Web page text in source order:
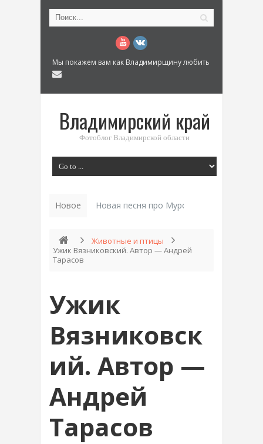
Мы покажем вам как Владимирщину любить
Владимирский край
Фотоблог Владимирской области
Новое Новая песня про Муром: «Былинный
Животные и птицы
Ужик Вязниковский. Автор — Андрей
Тарасов
Ужик
Вязниковск
ий. Автор —
Андрей
Тарасов